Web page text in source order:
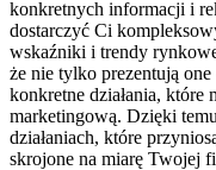
konkretnych informacji i
dostarczyć Ci
wskaźniki i trendy
że nie tylko prezentują
konkretne ⁢działania, które
marketingową.⁣ Dzięki
działaniach, które​
skrojone na miarę Twojej